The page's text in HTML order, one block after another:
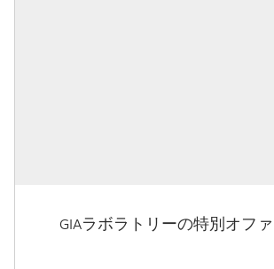
GIAラボラトリーの特別オフ